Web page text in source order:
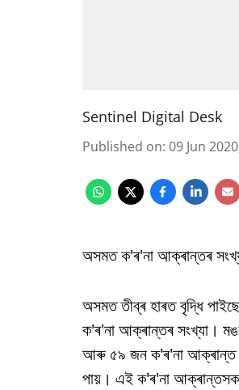
Sentinel Digital Desk
Published on: 09 Jun
অসমত ক'ৰ'না আক্ৰান্তৰ
অসমত তীব্ৰ হাৰত বৃদ্ধি
ক'ৰ'না আক্ৰান্তৰ সংখ্যা।
আৰু ৫৯ জন ক'ৰ'না আক্ৰান্ত
পায়। এই ক'ৰ'না